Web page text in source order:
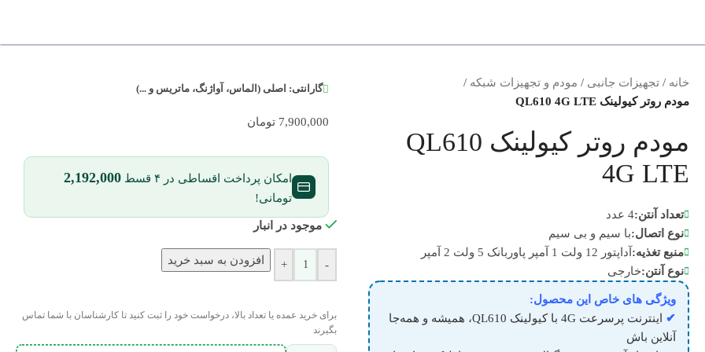
خانه / تجهیزات جانبی / مودم و تجهیزات شبکه /
مودم روتر کیولینک QL610 4G LTE
مودم روتر کیولینک QL610
4G LTE
تعداد آنتن:4 عدد
نوع اتصال:با سیم و بی سیم
منبع تغذیه: آداپتور 12 ولت 1 آمپر پاوربانک 5 ولت 2 آمپر
نوع آنتن:خارجی
ویژگی های خاص این محصول:
✔
اینترنت پرسرعت 4G با کیولینک QL610، همیشه و همه‌جا
آنلاین باش
گارانتی: اصلی (الماس، آواژنگ، ماتریس و ...)
7,900,000 تومان
امکان پرداخت اقساطی در ۴ قسط 2,192,000
تومانی!
موجود در انبار
-
+ افزودن به سبد خرید
برای خرید عمده یا تعداد بالا، درخواست خود را ثبت کنید تا کارشناسان با شما تماس
بگیرند